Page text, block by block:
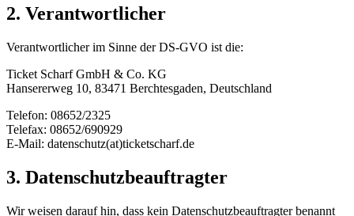
2. Verantwortlicher
Verantwortlicher im Sinne der DS-GVO ist die:
Ticket Scharf GmbH & Co. KG
Hansererweg 10, 83471 Berchtesgaden, Deutschland
Telefon: 08652/2325
Telefax: 08652/690929
E-Mail: datenschutz(at)ticketscharf.de
3. Datenschutzbeauftragter
Wir weisen darauf hin, dass kein Datenschutzbeauftragter benannt